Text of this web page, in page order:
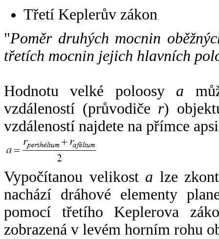
Třetí Keplerův zákon
"Poměr druhých mocnin
třetích mocnin jejich hlavních
Hodnotu velké poloosy a
vzdáleností (průvodiče r)
vzdáleností najdete na přímce
Vypočítanou velikost a lze
nachází dráhové elementy
pomocí třetího Keplerova
zobrazená v levém horním rohu